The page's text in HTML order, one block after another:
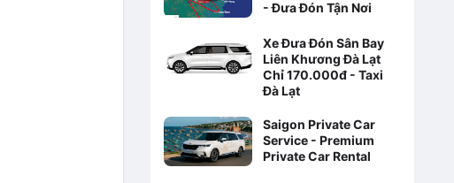
- Đưa Đón Tận Nơi
Xe Đưa Đón Sân Bay
Liên Khương Đà Lạt
Chỉ 170.000đ - Taxi
Đà Lạt
Saigon Private Car
Service - Premium
Private Car Rental